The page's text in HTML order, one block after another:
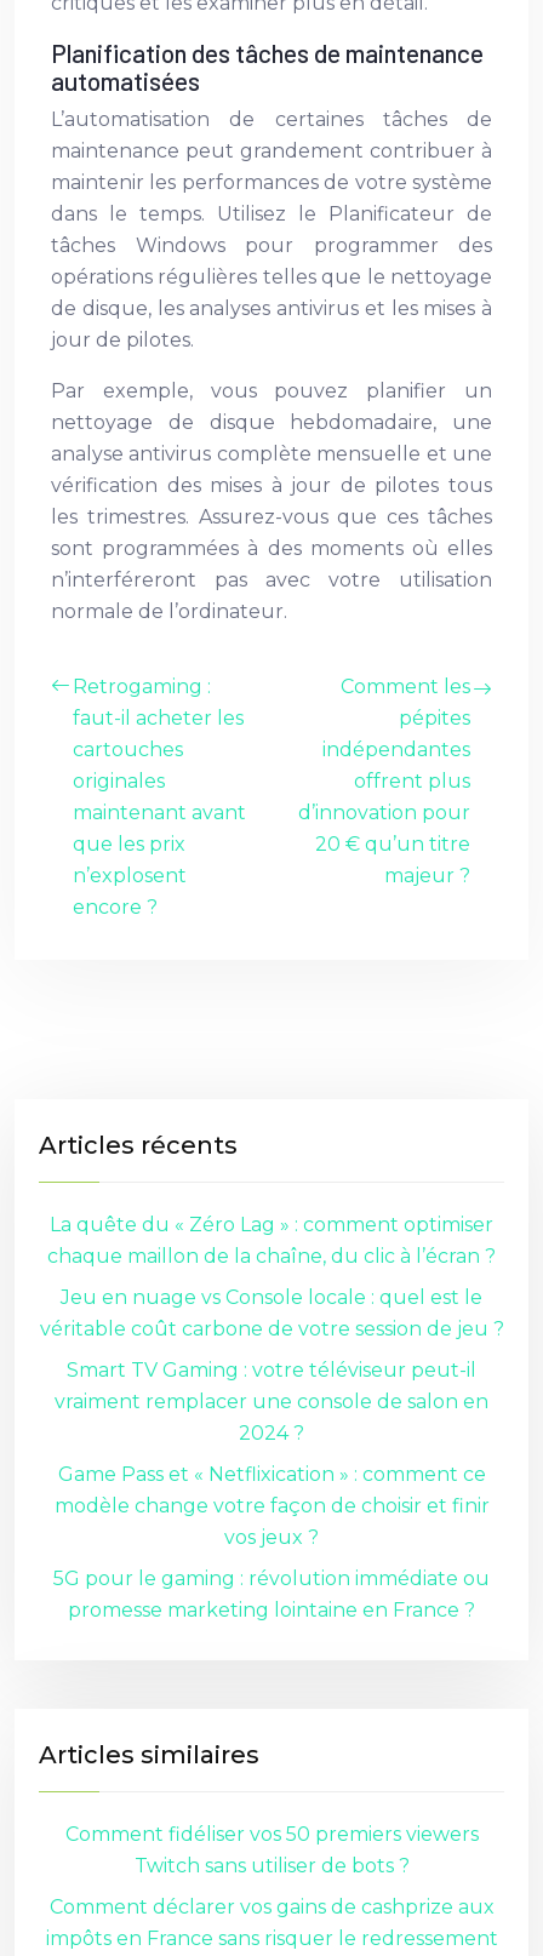
Planification des tâches de maintenance
automatisées
L’automatisation de certaines tâches de
maintenance peut grandement contribuer à
maintenir les performances de votre système
dans le temps. Utilisez le Planificateur de
tâches Windows pour programmer des
opérations régulières telles que le nettoyage
de disque, les analyses antivirus et les mises à
jour de pilotes.
Par exemple, vous pouvez planifier un
nettoyage de disque hebdomadaire, une
analyse antivirus complète mensuelle et une
vérification des mises à jour de pilotes tous
les trimestres. Assurez-vous que ces tâches
sont programmées à des moments où elles
n’interféreront pas avec votre utilisation
normale de l’ordinateur.
Retrogaming :
faut-il acheter les
cartouches
originales
maintenant avant
que les prix
n’explosent
encore ?
Comment les
pépites
indépendantes
offrent plus
d’innovation pour
20 € qu’un titre
majeur ?
Articles récents
La quête du « Zéro Lag » : comment optimiser
chaque maillon de la chaîne, du clic à l’écran ?
Jeu en nuage vs Console locale : quel est le
véritable coût carbone de votre session de jeu ?
Smart TV Gaming : votre téléviseur peut-il
vraiment remplacer une console de salon en
2024 ?
Game Pass et « Netflixication » : comment ce
modèle change votre façon de choisir et finir
vos jeux ?
5G pour le gaming : révolution immédiate ou
promesse marketing lointaine en France ?
Articles similaires
Comment fidéliser vos 50 premiers viewers
Twitch sans utiliser de bots ?
Comment déclarer vos gains de cashprize aux
impôts en France sans risquer le redressement